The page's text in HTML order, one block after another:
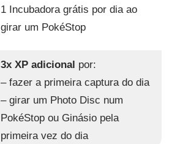
1 Incubadora grátis por dia ao
girar um PokéStop
3x XP adicional por:
– fazer a primeira captura do dia
– girar um Photo Disc num
PokéStop ou Ginásio pela
primeira vez do dia